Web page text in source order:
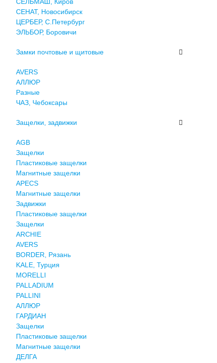
СЕНАТ, Новосибирск
ЦЕРБЕР, С.Петербург
ЭЛЬБОР, Боровичи
Замки почтовые и щитовые
AVERS
АЛЛЮР
Разные
ЧАЗ, Чебоксары
Защелки, задвижки
AGB
Защелки
Пластиковые защелки
Магнитные защелки
APECS
Магнитные защелки
Задвижки
Пластиковые защелки
Защелки
ARCHIE
AVERS
BORDER, Рязань
KALE, Турция
MORELLI
PALLADIUM
PALLINI
АЛЛЮР
ГАРДИАН
Защелки
Пластиковые защелки
Магнитные защелки
ДЕЛГА